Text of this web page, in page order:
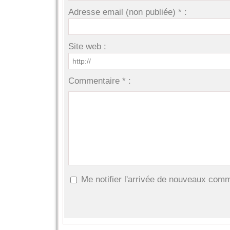
Adresse email (non publiée) * :
Site web :
Commentaire * :
Me notifier l'arrivée de nouveaux